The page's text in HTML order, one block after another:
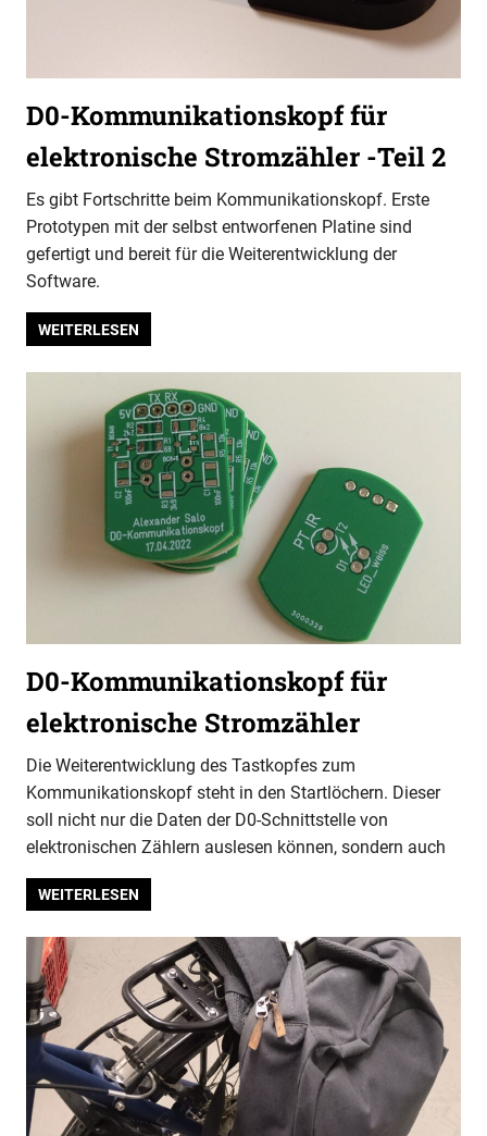
D0-Kommunikationskopf für
elektronische Stromzähler -Teil 2
Es gibt Fortschritte beim Kommunikationskopf. Erste
Prototypen mit der selbst entworfenen Platine sind
gefertigt und bereit für die Weiterentwicklung der
Software.
WEITERLESEN
D0-Kommunikationskopf für
elektronische Stromzähler
Die Weiterentwicklung des Tastkopfes zum
Kommunikationskopf steht in den Startlöchern. Dieser
soll nicht nur die Daten der D0-Schnittstelle von
elektronischen Zählern auslesen können, sondern auch
WEITERLESEN